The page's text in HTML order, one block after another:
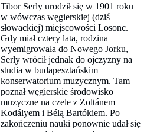
Tibor Serly urodził się w 1901 roku
w wówczas węgierskiej (dziś
słowackiej) miejscowości Losonc.
Gdy miał cztery lata, rodzina
wyemigrowała do Nowego Jorku,
Serly wrócił jednak do ojczyzny na
studia w budapesztańskim
konserwatorium muzycznym. Tam
poznał węgierskie środowisko
muzyczne na czele z Zoltánem
Kodályem i Bélą Bartókiem. Po
zakończeniu nauki ponownie udał się